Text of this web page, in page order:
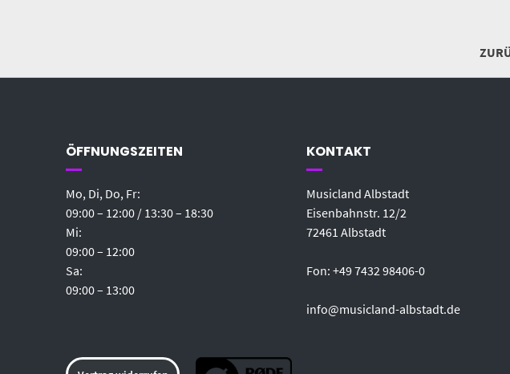
ÖFFNUNGSZEITEN
Mo, Di, Do, Fr:
09:00 – 12:00 / 13:30 – 18:30
Mi:
09:00 – 12:00
Sa:
09:00 – 13:00
KONTAKT
Musicland Albstadt
Eisenbahnstr. 12/2
72461 Albstadt
Fon: +49 7432 98406-0
info@musicland-albstadt.de